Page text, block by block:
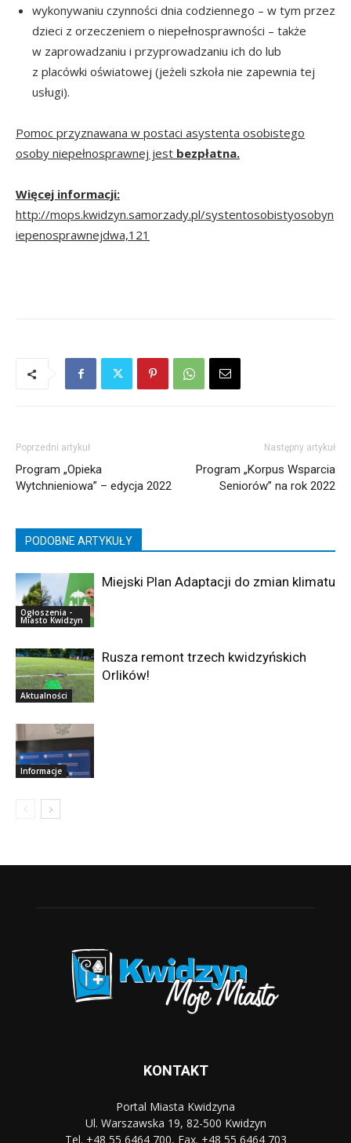
wykonywaniu czynności dnia codziennego – w tym przez
dzieci z orzeczeniem o niepełnosprawności – także
w zaprowadzaniu i przyprowadzaniu ich do lub
z placówki oświatowej (jeżeli szkoła nie zapewnia tej
usługi).
Pomoc przyznawana w postaci asystenta osobistego
osoby niepełnosprawnej jest bezpłatna.
Więcej informacji:
http://mops.kwidzyn.samorzady.pl/systentosobistyosobyn
iepenosprawnejdwa,121
Poprzedni artykuł
Program „Opieka
Wytchnieniowa” – edycja 2022
Następny artykuł
Program „Korpus Wsparcia
Seniorów” na rok 2022
PODOBNE ARTYKUŁY
Ogłoszenia -
Miasto Kwidzyn
Miejski Plan Adaptacji do zmian klimatu
Aktualności
Rusza remont trzech kwidzyńskich
Orlików!
Informacje
KONTAKT
Portal Miasta Kwidzyna
Ul. Warszawska 19, 82-500 Kwidzyn
Tel. +48 55 6464 700, Fax. +48 55 6464 703